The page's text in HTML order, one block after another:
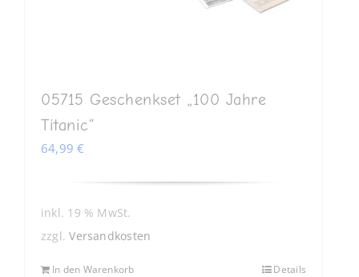
05715 Geschenkset „100 Jahre
Titanic“
64,99€
inkl. 19 % MwSt.
zzgl.Versandkosten
In den Warenkorb Details